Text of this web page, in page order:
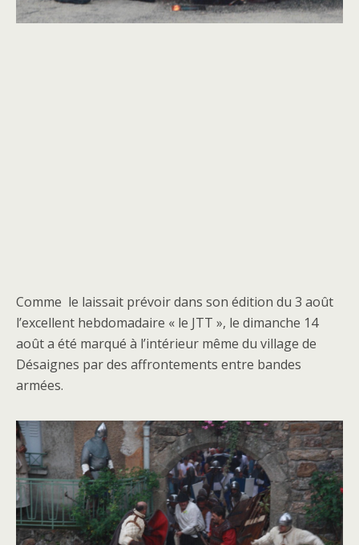
Comme le laissait prévoir dans son édition du 3 août
l’excellent hebdomadaire « le JTT », le dimanche 14
août a été marqué à l’intérieur même du village de
Désaignes par des affrontements entre bandes
armées.